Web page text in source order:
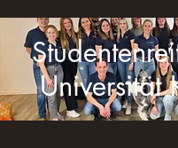
Universität